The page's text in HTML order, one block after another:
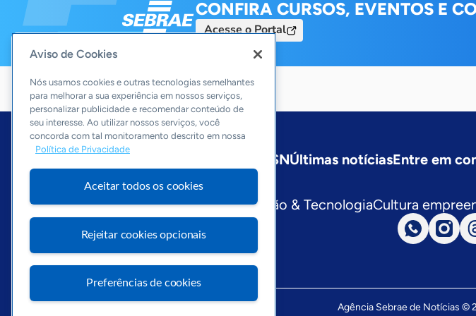
CONFIRA CURSOS, EVENTOS E
Acesse o Portal
Início Sobre a ASNÚltimas notíciasEntre em
Economia & PolíticaInovação & TecnologiaCultura
Visite o Portal Sebrae
Agência Sebrae de Notícias ©
Aviso de Cookies
Nós usamos cookies e outras tecnologias semelhantes
para melhorar a sua experiência em nossos serviços,
personalizar publicidade e recomendar conteúdo de
seu interesse. Ao utilizar nossos serviços, você
concorda com tal monitoramento descrito em nossa
Política de Privacidade
Aceitar todos os cookies
Rejeitar cookies opcionais
Preferências de cookies